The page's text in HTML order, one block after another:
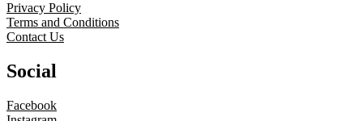
Privacy Policy
Terms and Conditions
Contact Us
Social
Facebook